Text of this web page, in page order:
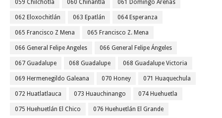
059 Chilchotla 060 Chinantla 061 Domingo Arenas
062 Eloxochitlán 063 Epatlán 064 Esperanza
065 Francisco Z Mena 065 Francisco Z. Mena
066 General Felipe Angeles 066 General Felipe Ángeles
067 Guadalupe 068 Guadalupe 068 Guadalupe Victoria
069 Hermenegildo Galeana 070 Honey 071 Huaquechula
072 Huatlatlauca 073 Huauchinango 074 Huehuetla
075 Huehuetlán El Chico 076 Huehuetlán El Grande